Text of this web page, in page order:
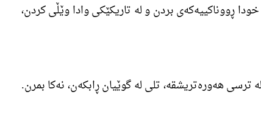
ڕووناکییەکەی بردن و لە تاریکێکی وادا وێڵی کردن،
ترسی ھەورەتریشقە، تلی لە گوێیان ڕابکەن، نەکا بمرن.